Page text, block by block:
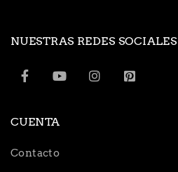
NUESTRAS REDES SOCIALES
CUENTA
Contacto